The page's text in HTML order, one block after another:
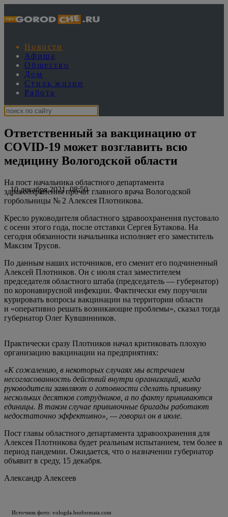
Новости
Афиша
Общество
Дом
Стиль жизни
Работа
Ответственный за вакцинацию от
COVID-19 может возглавить всю
медицину Вологодской области
10 декабря 2021, 08:50
На пост начальника областного департамента
здравоохранения прочат главного врача Вологодской
горбольницы № 2 Алексея Плотникова.
Кресло руководителя областного здравоохранения пустовало
с осени этого года, после отставки Сергея Бутакова. На
сегодня обязанности начальника исполняет его заместитель
Максим Трусов.
По данным наших источников, его сменит его подчиненный
Алексей Плотников. Он с июля стал заместителем
председателя областного штаба (председатель — губернатор)
по коронавирусной инфекции. Фактически ему поручили
курировать вопросы вакцинации на территории области
и «оперативно решать возникающие проблемы», сказал тогда
губернатор Олег Кувшинников.
Практически сразу Плотников начал критиковать плохую
организацию вакцинации на предприятиях:
«К сожалению, в некоторых случаях мы встречаем
несогласованность действий внутри организаций, когда
руководители заявляют о готовности сделать прививку
нескольких десятков сотрудников, а по факту прививаются
единицы. В таком случае прививочные бригады работают
недостаточно эффективно», — говорил он в июле.
Пост главы областного департамента здравоохранения для
Алексея Плотникова будет реальным испытанием, тем более в
период пандемии. Ожидается, что о назначении губернатор
объявит в среду, 15 декабря.
Александр Алексеев
Источник фото: vologda.bezformata.com